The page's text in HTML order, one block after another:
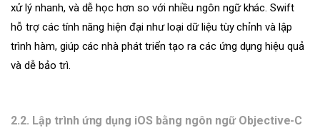
xử lý nhanh, và dễ học hơn so với nhiều ngôn ngữ khác. Swift
hỗ trợ các tính năng hiện đại như loại dữ liệu tùy chỉnh và lập
trình hàm, giúp các nhà phát triển tạo ra các ứng dụng hiệu quả
và dễ bảo trì.
2.2. Lập trình ứng dụng iOS bằng ngôn ngữ Objective-C